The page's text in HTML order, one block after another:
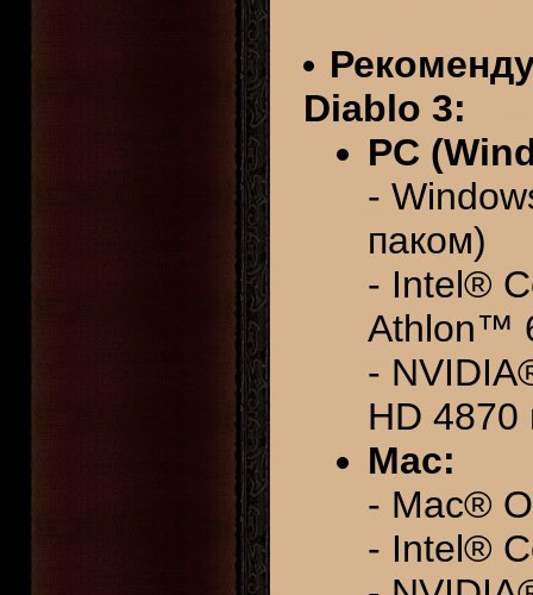
Diablo 3:
PC
-
паком)
- Intel®
Athlon™
-
HD
Mac:
- Mac®
- Intel®